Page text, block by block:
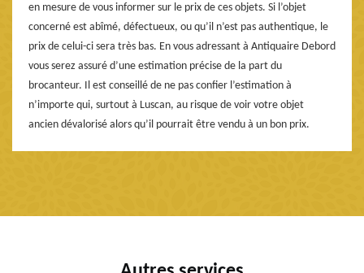
en mesure de vous informer sur le prix de ces objets. Si l’objet
concerné est abîmé, défectueux, ou qu’il n’est pas authentique, le
prix de celui-ci sera très bas. En vous adressant à Antiquaire Debord
vous serez assuré d’une estimation précise de la part du
brocanteur. Il est conseillé de ne pas confier l’estimation à
n’importe qui, surtout à Luscan, au risque de voir votre objet
ancien dévalorisé alors qu’il pourrait être vendu à un bon prix.